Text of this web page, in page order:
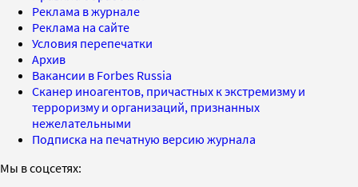
Реклама в журнале
Реклама на сайте
Условия перепечатки
Архив
Вакансии в Forbes Russia
Сканер иноагентов, причастных к экстремизму и
терроризму и организаций, признанных
нежелательными
Подписка на печатную версию журнала
Мы в соцсетях: